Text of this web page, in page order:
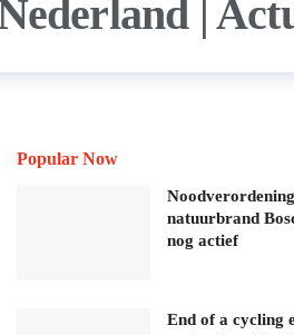
Popular Now
natuurbrand
nog actief
End of a cycling